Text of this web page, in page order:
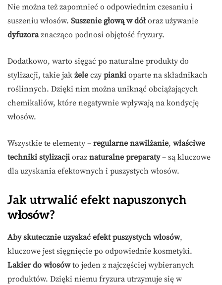
Nie można też zapomnieć o odpowiednim czesaniu i
suszeniu włosów. Suszenie głową w dół oraz używanie
dyfuzoraznacząco podnosi objętość fryzury.
Dodatkowo, warto sięgać po naturalne produkty do
stylizacji, takie jak żele czy pianki oparte na składnikach
roślinnych. Dzięki nim można uniknąć obciążających
chemikaliów, które negatywnie wpływają na kondycję
włosów.
Wszystkie te elementy – regularne nawilżanie, właściwe
techniki stylizacji oraz naturalne preparaty– są kluczowe
dla uzyskania efektownych i puszystych włosów.
Jak utrwalić efekt napuszonych
włosów?
Aby skutecznie uzyskać efekt puszystych włosów,
kluczowe jest sięgnięcie po odpowiednie kosmetyki.
Lakier do włosówto jeden z najczęściej wybieranych
produktów. Dzięki niemu fryzura utrzymuje się w